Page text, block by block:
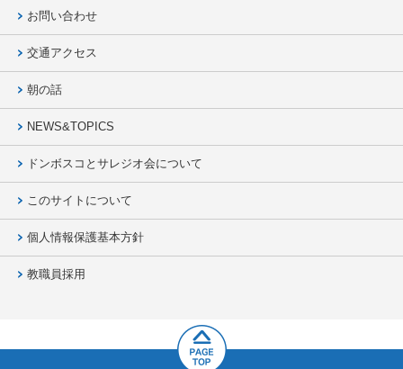
お問い合わせ
交通アクセス
朝の話
NEWS&TOPICS
ドンボスコとサレジオ会について
このサイトについて
個人情報保護基本方針
教職員採用